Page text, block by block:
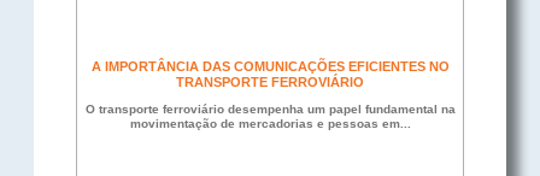
A IMPORTÂNCIA DAS COMUNICAÇÕES EFICIENTES NO
TRANSPORTE FERROVIÁRIO
O transporte ferroviário desempenha um papel fundamental na
movimentação de mercadorias e pessoas em...